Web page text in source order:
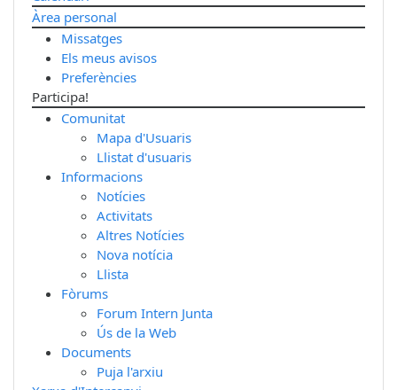
Àrea personal
Missatges
Els meus avisos
Preferències
Participa!
Comunitat
Mapa d'Usuaris
Llistat d'usuaris
Informacions
Notícies
Activitats
Altres Notícies
Nova notícia
Llista
Fòrums
Forum Intern Junta
Ús de la Web
Documents
Puja l'arxiu